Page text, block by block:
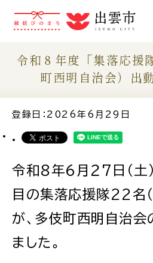
市民の方 （くらし・行政・
事業者の方
For Foreigners
新着情報一覧
令和８年度「集落応援
町西明自治会）出
登録日：2026年6月29日
令和8年６月２7日（土
目の集落応援隊22名（
が、多伎町西明自治会
ました。